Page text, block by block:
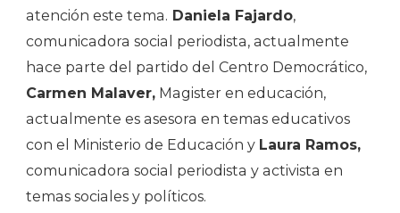
atención este tema. Daniela Fajardo,
comunicadora social periodista, actualmente
hace parte del partido del Centro Democrático,
Carmen Malaver, Magister en educación,
actualmente es asesora en temas educativos
con el Ministerio de Educación y Laura Ramos,
comunicadora social periodista y activista en
temas sociales y políticos.